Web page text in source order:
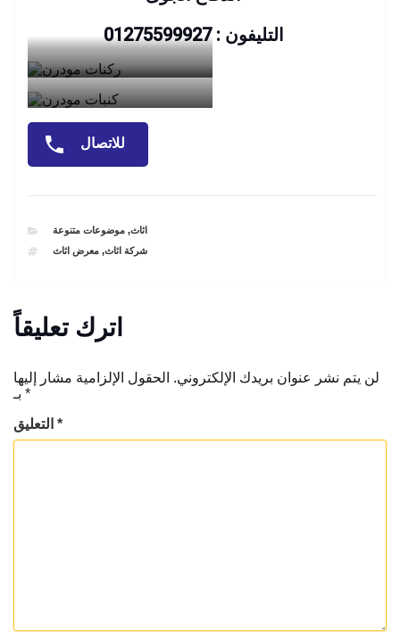
التليفون : 01275599927
للاتصال
CATEGORIES اثاث,موضوعات متنوعة
TAGS
شركة اثاث,معرض اثاث
اترك تعليقاً
لن يتم نشر عنوان بريدك الإلكتروني. الحقول الإلزامية مشار إليها
*
*